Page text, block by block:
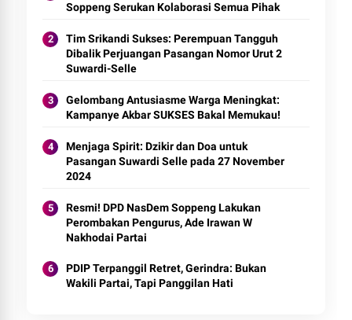
Soppeng Serukan Kolaborasi Semua Pihak
Tim Srikandi Sukses: Perempuan Tangguh
Dibalik Perjuangan Pasangan Nomor Urut 2
Suwardi-Selle
Gelombang Antusiasme Warga Meningkat:
Kampanye Akbar SUKSES Bakal Memukau!
Menjaga Spirit: Dzikir dan Doa untuk
Pasangan Suwardi Selle pada 27 November
2024
Resmi! DPD NasDem Soppeng Lakukan
Perombakan Pengurus, Ade Irawan W
Nakhodai Partai
PDIP Terpanggil Retret, Gerindra: Bukan
Wakili Partai, Tapi Panggilan Hati